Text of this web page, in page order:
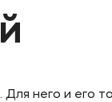
него и его